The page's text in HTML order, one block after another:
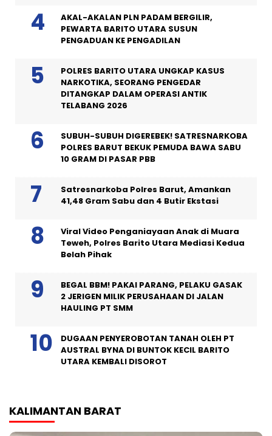
AKAL-AKALAN PLN PADAM BERGILIR,
PEWARTA BARITO UTARA SUSUN
PENGADUAN KE PENGADILAN
POLRES BARITO UTARA UNGKAP KASUS
NARKOTIKA, SEORANG PENGEDAR
DITANGKAP DALAM OPERASI ANTIK
TELABANG 2026
SUBUH-SUBUH DIGEREBEK! SATRESNARKOBA
POLRES BARUT BEKUK PEMUDA BAWA SABU
10 GRAM DI PASAR PBB
Satresnarkoba Polres Barut, Amankan
41,48 Gram Sabu dan 4 Butir Ekstasi
Viral Video Penganiayaan Anak di Muara
Teweh, Polres Barito Utara Mediasi Kedua
Belah Pihak
BEGAL BBM! PAKAI PARANG, PELAKU GASAK
2 JERIGEN MILIK PERUSAHAAN DI JALAN
HAULING PT SMM
DUGAAN PENYEROBOTAN TANAH OLEH PT
AUSTRAL BYNA DI BUNTOK KECIL BARITO
UTARA KEMBALI DISOROT
KALIMANTAN BARAT